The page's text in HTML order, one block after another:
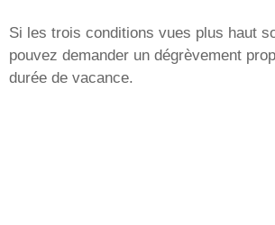
Si les trois conditions vues plus haut
pouvez demander un dégrèvement
durée de vacance.